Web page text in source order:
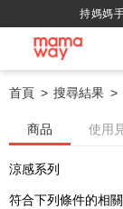
持媽媽
首頁 搜尋結果
商品 使用
涼感系列
符合下列條件的相